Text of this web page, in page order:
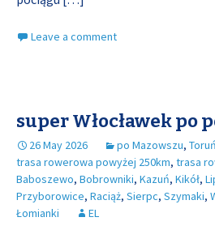
Leave a comment
super Włocławek po
26 May 2026 po Mazowszu,
trasa rowerowa powyżej 250km, trasa
Baboszewo, Bobrowniki, Kazuń, Kikół,
Przyborowice, Raciąż, Sierpc, Szymaki,
Łomianki
EL